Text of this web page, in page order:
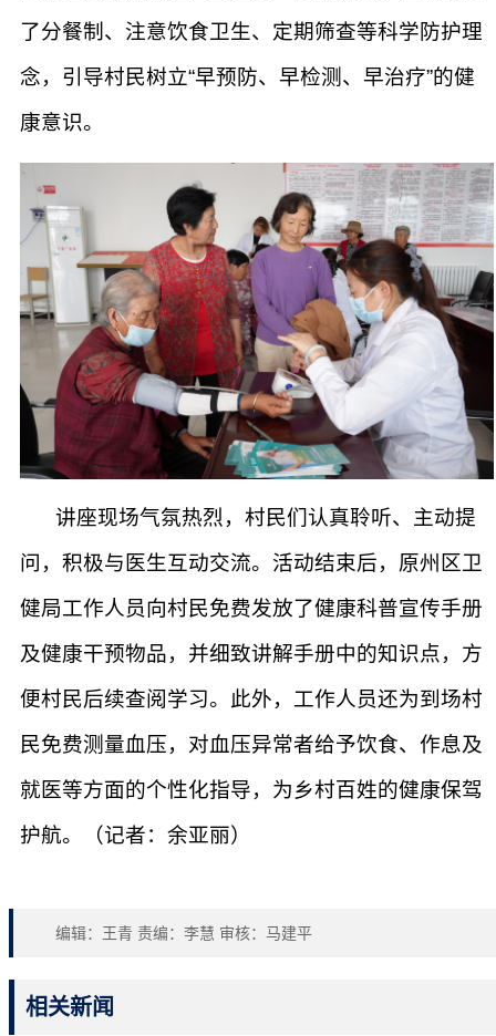
了分餐制、注意饮食卫生、定期筛查等科学防护理
念，引导村民树立“早预防、早检测、早治疗”的健
康意识。
讲座现场气氛热烈，村民们认真聆听、主动提
问，积极与医生互动交流。活动结束后，原州区卫
健局工作人员向村民免费发放了健康科普宣传手册
及健康干预物品，并细致讲解手册中的知识点，方
便村民后续查阅学习。此外，工作人员还为到场村
民免费测量血压，对血压异常者给予饮食、作息及
就医等方面的个性化指导，为乡村百姓的健康保驾
护航。（记者：余亚丽）
编辑：王青 责编：李慧 审核：马建平
相关新闻